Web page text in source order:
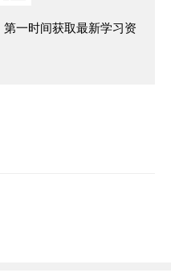
一时间获取最新学习资